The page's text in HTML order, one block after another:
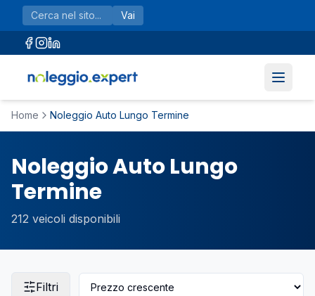
Vai al contenuto principale
Vai
Home Noleggio Auto Lungo Termine
Noleggio Auto Lungo
Termine
212 veicoli disponibili
Filtri